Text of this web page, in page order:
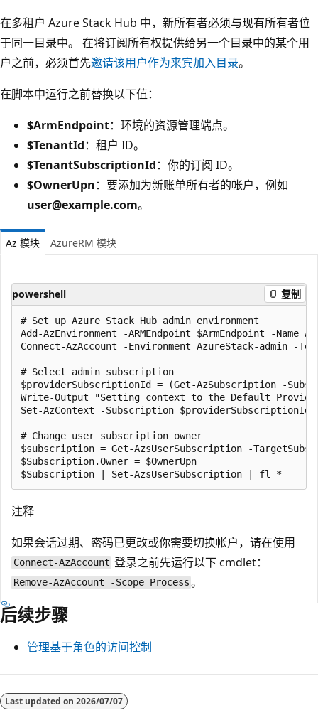
在多租户 Azure Stack Hub 中，新所有者必须与现有所有者位
于同一目录中。 在将订阅所有权提供给另一个目录中的某个用
户之前，必须首先邀请该用户作为来宾加入目录。
在脚本中运行之前替换以下值：
$ArmEndpoint：环境的资源管理端点。
$TenantId：租户 ID。
$TenantSubscriptionId：你的订阅 ID。
$OwnerUpn：要添加为新账单所有者的帐户，例如
user@example.com。
Az 模块 AzureRM 模块
powershell 复制
# Set up Azure Stack Hub admin environment
Add-AzEnvironment -ARMEndpoint $ArmEndpoint -Name
Connect-AzAccount -Environment AzureStack-admin -
# Select admin subscription
$providerSubscriptionId = (Get-AzSubscription -
Write-Output "Setting context to the Default
Set-AzContext -Subscription $providerSubscriptionId
# Change user subscription owner
$subscription = Get-AzsUserSubscription -
$Subscription.Owner = $OwnerUpn
注释
如果会话过期、密码已更改或你需要切换帐户，请在使用
Connect-AzAccount 登录之前先运行以下 cmdlet：
Remove-AzAccount -Scope Process 。
后续步骤
管理基于角色的访问控制
阅
读Last updated on 2026/07/07